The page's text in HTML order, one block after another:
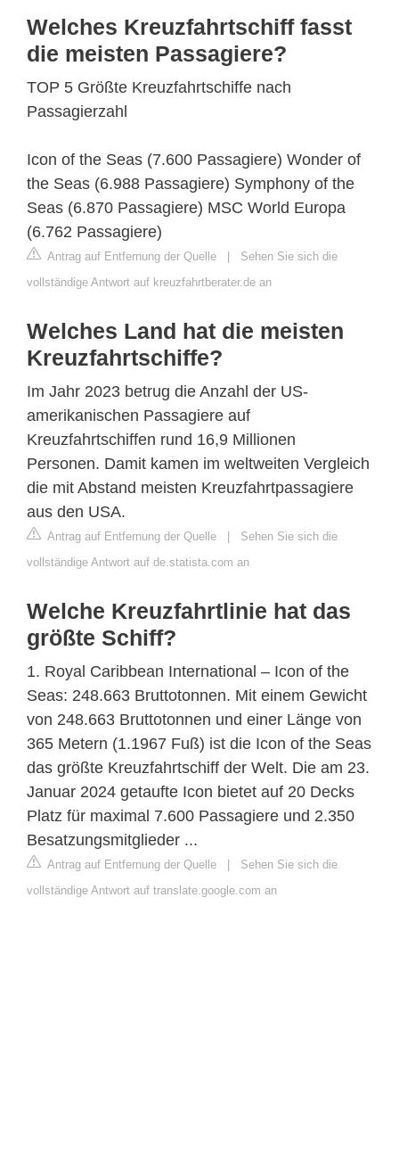
Welches Kreuzfahrtschiff fasst
die meisten Passagiere?
TOP 5 Größte Kreuzfahrtschiffe nach
Passagierzahl
Icon of the Seas (7.600 Passagiere) Wonder of
the Seas (6.988 Passagiere) Symphony of the
Seas (6.870 Passagiere) MSC World Europa
(6.762 Passagiere)
Antrag auf Entfernung der Quelle | Sehen Sie sich die
vollständige Antwort auf kreuzfahrtberater.de an
Welches Land hat die meisten
Kreuzfahrtschiffe?
Im Jahr 2023 betrug die Anzahl der US-
amerikanischen Passagiere auf
Kreuzfahrtschiffen rund 16,9 Millionen
Personen. Damit kamen im weltweiten Vergleich
die mit Abstand meisten Kreuzfahrtpassagiere
aus den USA.
Antrag auf Entfernung der Quelle | Sehen Sie sich die
vollständige Antwort auf de.statista.com an
Welche Kreuzfahrtlinie hat das
größte Schiff?
1. Royal Caribbean International – Icon of the
Seas: 248.663 Bruttotonnen. Mit einem Gewicht
von 248.663 Bruttotonnen und einer Länge von
365 Metern (1.1967 Fuß) ist die Icon of the Seas
das größte Kreuzfahrtschiff der Welt. Die am 23.
Januar 2024 getaufte Icon bietet auf 20 Decks
Platz für maximal 7.600 Passagiere und 2.350
Besatzungsmitglieder ...
Antrag auf Entfernung der Quelle | Sehen Sie sich die
vollständige Antwort auf translate.google.com an